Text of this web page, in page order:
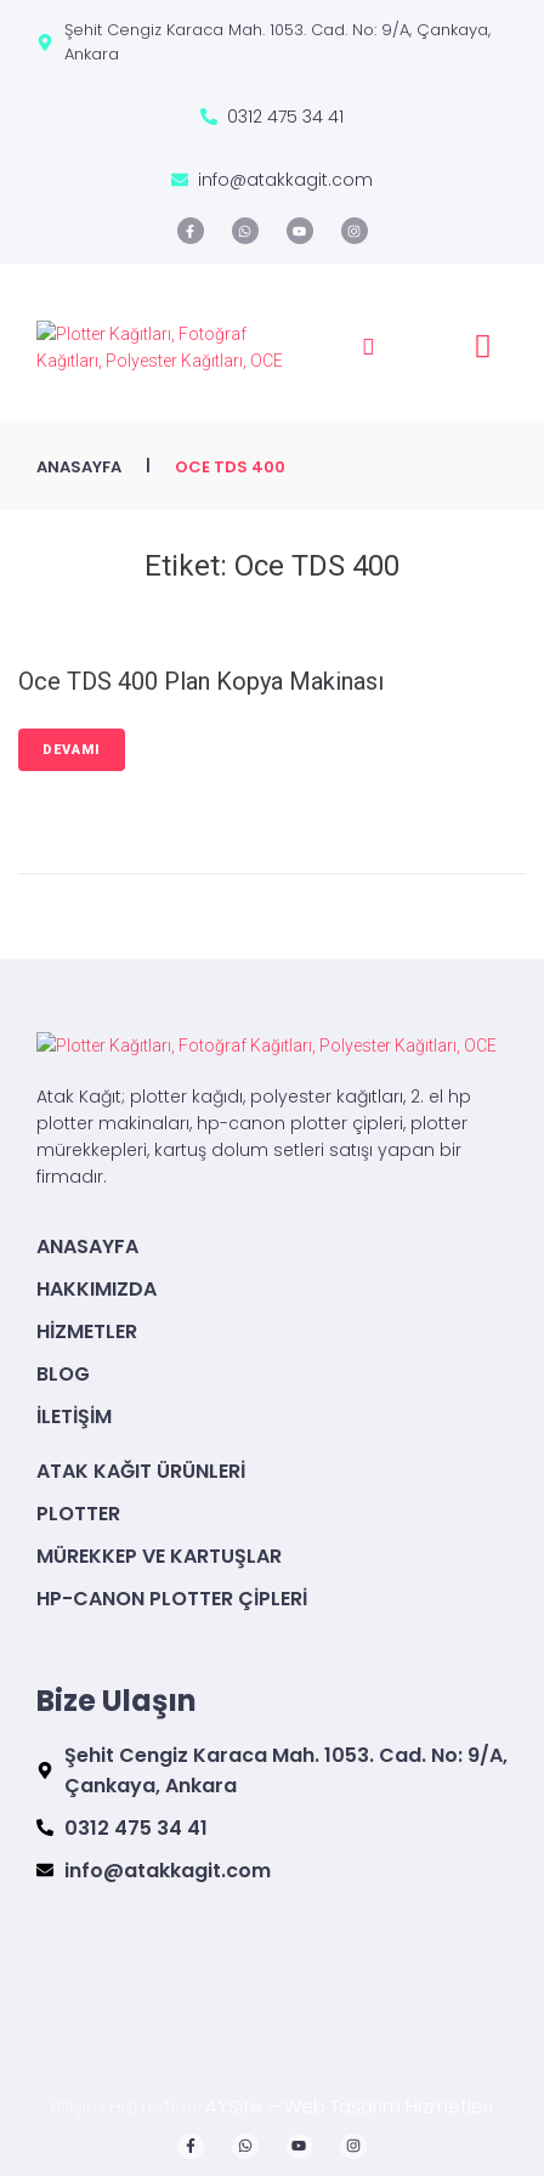
Şehit Cengiz Karaca Mah. 1053. Cad. No: 9/A, Çankaya,
Ankara
0312 475 34 41
info@atakkagit.com
ANASAYFA | OCE TDS 400
Etiket: Oce TDS 400
Oce TDS 400 Plan Kopya Makinası
DEVAMI
Atak Kağıt; plotter kağıdı, polyester kağıtları, 2. el hp
plotter makinaları, hp-canon plotter çipleri, plotter
mürekkepleri, kartuş dolum setleri satışı yapan bir
firmadır.
ANASAYFA
HAKKIMIZDA
HIZMETLER
BLOG
İLETIŞIM
ATAK KAĞIT ÜRÜNLERI
PLOTTER
MÜREKKEP VE KARTUŞLAR
HP-CANON PLOTTER ÇIPLERI
Bize Ulaşın
Şehit Cengiz Karaca Mah. 1053. Cad. No: 9/A,
Çankaya, Ankara
0312 475 34 41
info@atakkagit.com